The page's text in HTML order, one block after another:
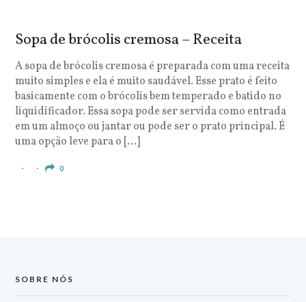
Sopa de brócolis cremosa – Receita
A sopa de brócolis cremosa é preparada com uma receita
muito simples e ela é muito saudável. Esse prato é feito
basicamente com o brócolis bem temperado e batido no
liquidificador. Essa sopa pode ser servida como entrada
em um almoço ou jantar ou pode ser o prato principal. É
uma opção leve para o […]
0
SOBRE NÓS